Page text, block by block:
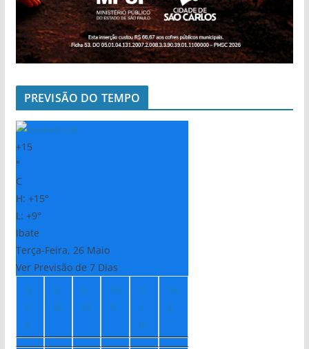
PREVISÃO DO TEMPO
+15
°
C
H: +15°
L: +9°
Ibate
Terça-Feira, 26 Maio
Ver Previsão de 7 Dias
Q
u
a
Q
ui
S
ex
Sá
b
D
o
m
Se
g